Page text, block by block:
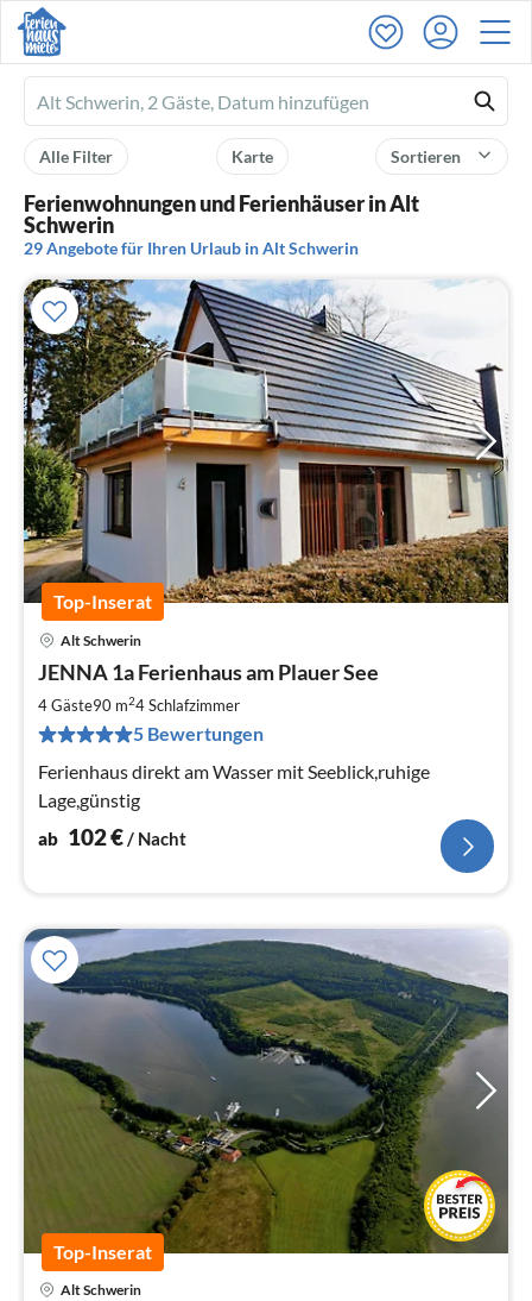
Ferienhausmiete
logo
Sortieren
Karte
Alle Filter
Ferienwohnungen und Ferienhäuser in Alt
Schwerin
29 Angebote für Ihren Urlaub in Alt Schwerin
Top-Inserat
Alt Schwerin
JENNA 1a Ferienhaus am Plauer See
4 Gäste90 m24Schlafzimmer
5 Bewertungen
Ferienhaus direkt am Wasser mit Seeblick,ruhige
Lage,günstig
ab 102€/ Nacht
Top-Inserat
Alt Schwerin